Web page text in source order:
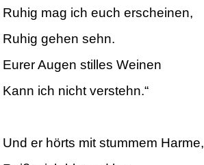
Ruhig mag ich euch erscheinen,
Ruhig gehen sehn.
Eurer Augen stilles Weinen
Kann ich nicht verstehn.“
Und er hörts mit stummem Harme,